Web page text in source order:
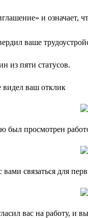
и означает,
ваше
из пяти статусов.
видел ваш отклик
был просмотрен
вами связаться для
вас на работу, и